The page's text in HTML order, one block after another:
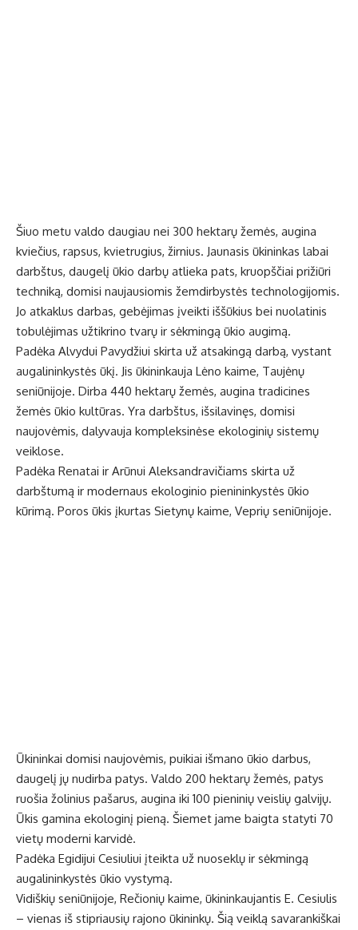
Šiuo metu valdo daugiau nei 300 hektarų žemės, augina
kviečius, rapsus, kvietrugius, žirnius. Jaunasis ūkininkas labai
darbštus, daugelį ūkio darbų atlieka pats, kruopščiai prižiūri
techniką, domisi naujausiomis žemdirbystės technologijomis.
Jo atkaklus darbas, gebėjimas įveikti iššūkius bei nuolatinis
tobulėjimas užtikrino tvarų ir sėkmingą ūkio augimą.
Padėka Alvydui Pavydžiui skirta už atsakingą darbą, vystant
augalininkystės ūkį. Jis ūkininkauja Lėno kaime, Taujėnų
seniūnijoje. Dirba 440 hektarų žemės, augina tradicines
žemės ūkio kultūras. Yra darbštus, išsilavinęs, domisi
naujovėmis, dalyvauja kompleksinėse ekologinių sistemų
veiklose.
Padėka Renatai ir Arūnui Aleksandravičiams skirta už
darbštumą ir modernaus ekologinio pienininkystės ūkio
kūrimą. Poros ūkis įkurtas Sietynų kaime, Veprių seniūnijoje.
Ūkininkai domisi naujovėmis, puikiai išmano ūkio darbus,
daugelį jų nudirba patys. Valdo 200 hektarų žemės, patys
ruošia žolinius pašarus, augina iki 100 pieninių veislių galvijų.
Ūkis gamina ekologinį pieną. Šiemet jame baigta statyti 70
vietų moderni karvidė.
Padėka Egidijui Cesiuliui įteikta už nuoseklų ir sėkmingą
augalininkystės ūkio vystymą.
Vidiškių seniūnijoje, Rečionių kaime, ūkininkaujantis E. Cesiulis
– vienas iš stipriausių rajono ūkininkų. Šią veiklą savarankiškai